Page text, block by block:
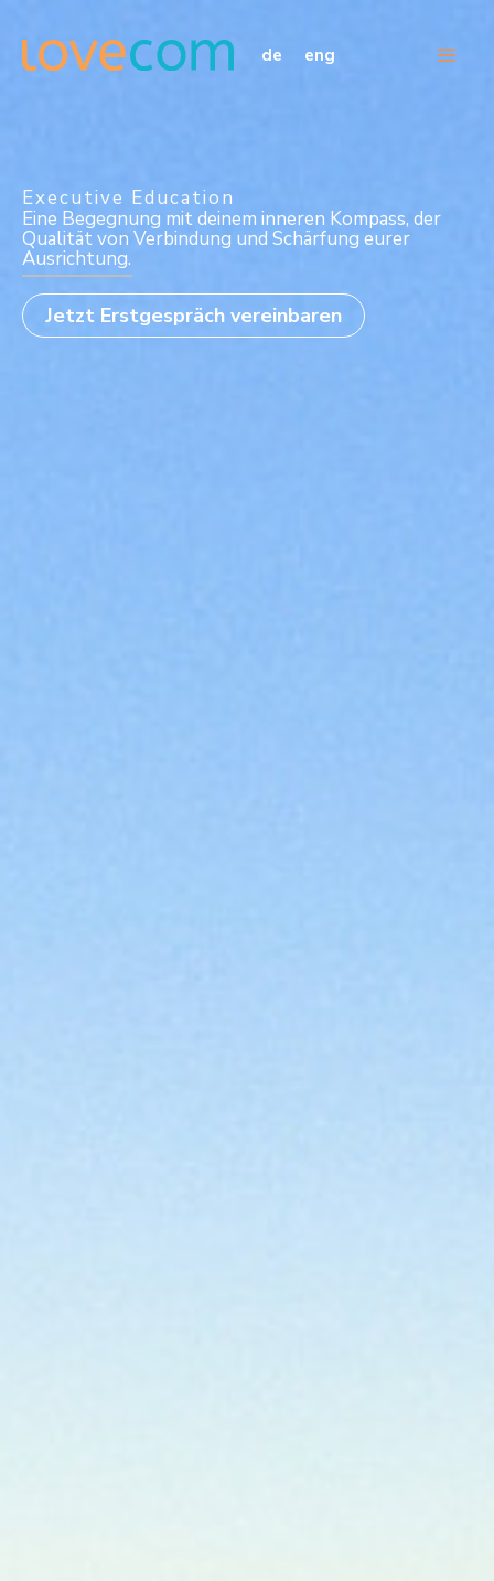
Inhalt
springen
de eng
Executive Education
Eine Begegnung mit deinem inneren Kompass, der
Qualität von Verbindung und Schärfung eurer
Ausrichtung.
Jetzt Erstgespräch vereinbaren